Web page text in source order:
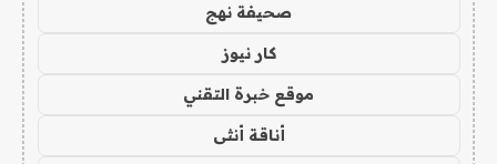
صحيفة نهج
كار نيوز
موقع خبرة التقني
أناقة أنثى